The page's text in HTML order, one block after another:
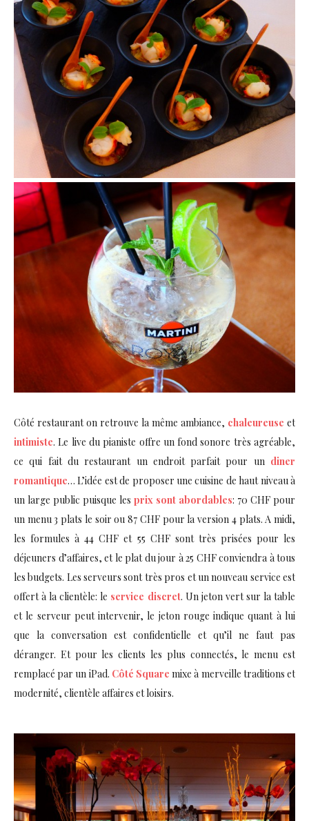
Côté restaurant on retrouve la même ambiance, chaleureuse et
intimiste. Le live du pianiste offre un fond sonore très agréable,
ce qui fait du restaurant un endroit parfait pour un diner
romantique… L’idée est de proposer une cuisine de haut niveau à
un large public puisque les prix sont abordables: 70 CHF pour
un menu 3 plats le soir ou 87 CHF pour la version 4 plats. A midi,
les formules à 44 CHF et 55 CHF sont très prisées pour les
déjeuners d’affaires, et le plat du jour à 25 CHF conviendra à tous
les budgets. Les serveurs sont très pros et un nouveau service est
offert à la clientèle: le service discret. Un jeton vert sur la table
et le serveur peut intervenir, le jeton rouge indique quant à lui
que la conversation est confidentielle et qu’il ne faut pas
déranger. Et pour les clients les plus connectés, le menu est
remplacé par un iPad. Côté Square mixe à merveille traditions et
modernité, clientèle affaires et loisirs.